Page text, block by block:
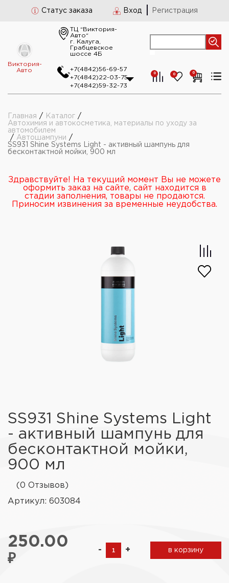
Статус заказа Вход Регистрация
Виктория-
Авто
ТЦ “Виктория-
Авто“
г. Калуга,
Грабцевское
шоссе 4Б
+7(4842)56-69-57
+7(4842)22-03-75
+7(4842)59-32-73
0 0 0
Главная / Каталог /
Автохимия и автокосметика, материалы по уходу за
автомобилем
/ Автошампуни /
SS931 Shine Systems Light - активный шампунь для
бесконтактной мойки, 900 мл
Здравствуйте! На текущий момент Вы не можете
оформить заказ на сайте, сайт находится в
стадии заполнения, товары не продаются.
Приносим извинения за временные неудобства.
SS931 Shine Systems Light
- активный шампунь для
бесконтактной мойки,
900 мл
(0 Отзывов)
Артикул: 603084
250.00
₽
- + в корзину